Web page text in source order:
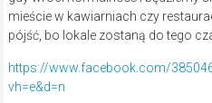
mieście w kawiarniach czy
pójść, bo lokale zostaną do tego
https://www.facebook.com/
vh=e&d=n